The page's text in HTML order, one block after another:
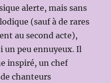
alerte, mais sans
(sauf à de rares
au second acte),
un peu ennuyeux. Il
inspiré, un chef
chanteurs